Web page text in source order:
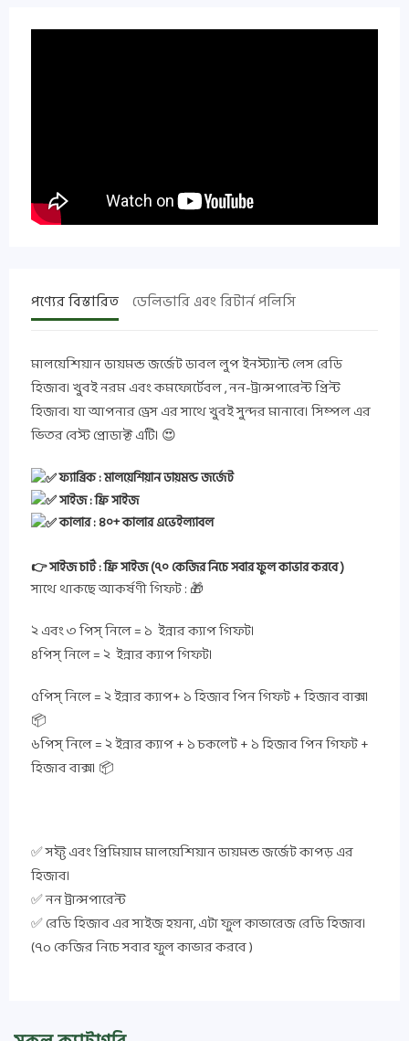
পণ্যের বিস্তারিত ডেলিভারি এবং রিটার্ন পলিসি
মালয়েশিয়ান ডায়মন্ড জর্জেট ডাবল লুপ ইনস্ট্যান্ট লেস রেডি
হিজাব। খুবই নরম এবং কমফোর্টেবল , নন-ট্রান্সপারেন্ট প্রিন্ট
হিজাব। যা আপনার ড্রেস এর সাথে খুবই সুন্দর মানাবে। সিম্পল এর
ভিতর বেস্ট প্রোডাক্ট এটি। 😍
ফ্যাব্রিক : মালয়েশিয়ান ডায়মন্ড জর্জেট
সাইজ : ফ্রি সাইজ
কালার : ৪০+ কালার এভেইল্যাবল
👉 সাইজ চার্ট : ফ্রি সাইজ (৭০ কেজির নিচে সবার ফুল কাভার করবে )
সাথে থাকছে আকর্ষণী গিফট : 🎁
২ এবং ৩ পিস্ নিলে = ১ ইন্নার ক্যাপ গিফট।
৪পিস্ নিলে = ২ ইন্নার ক্যাপ গিফট।
৫পিস্ নিলে = ২ ইন্নার ক্যাপ+ ১ হিজাব পিন গিফট + হিজাব বাক্স।
📦
৬পিস্ নিলে = ২ ইন্নার ক্যাপ + ১ চকলেট + ১ হিজাব পিন গিফট +
হিজাব বাক্স। 📦
✅ সফ্ট এবং প্রিমিয়াম মালয়েশিয়ান ডায়মন্ড জর্জেট কাপড় এর
হিজাব।
✅ নন ট্রান্সপারেন্ট
✅ রেডি হিজাব এর সাইজ হয়না, এটা ফুল কাভারেজ রেডি হিজাব।
(৭০ কেজির নিচে সবার ফুল কাভার করবে )